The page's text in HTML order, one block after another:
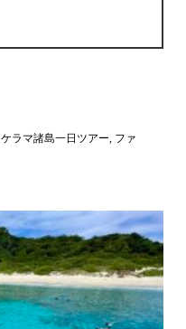
ケラマ諸島一日ツアー ファ